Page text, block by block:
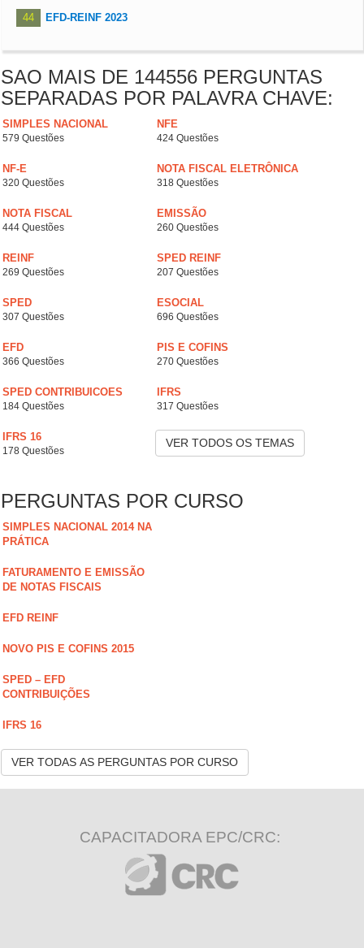
44 EFD-REINF 2023
SAO MAIS DE 144556 PERGUNTAS
SEPARADAS POR PALAVRA CHAVE:
SIMPLES NACIONAL
579 Questões
NFE
424 Questões
NF-E
320 Questões
NOTA FISCAL ELETRÔNICA
318 Questões
NOTA FISCAL
444 Questões
EMISSÃO
260 Questões
REINF
269 Questões
SPED REINF
207 Questões
SPED
307 Questões
ESOCIAL
696 Questões
EFD
366 Questões
PIS E COFINS
270 Questões
SPED CONTRIBUICOES
184 Questões
IFRS
317 Questões
IFRS 16
178 Questões
VER TODOS OS TEMAS
PERGUNTAS POR CURSO
SIMPLES NACIONAL 2014 NA
PRÁTICA
FATURAMENTO E EMISSÃO
DE NOTAS FISCAIS
EFD REINF
NOVO PIS E COFINS 2015
SPED – EFD
CONTRIBUIÇÕES
IFRS 16
VER TODAS AS PERGUNTAS POR CURSO
CAPACITADORA EPC/CRC: